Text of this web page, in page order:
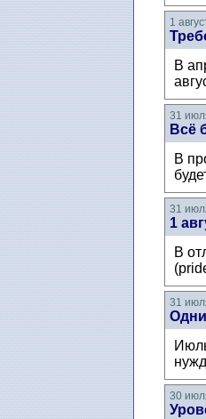
1
В
31
Всё
В
31
1
В
31
30